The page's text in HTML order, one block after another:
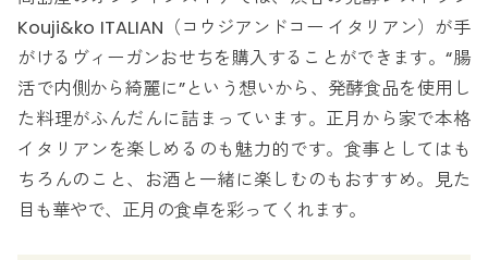
Kouji&ko ITALIAN（コウジアンドコー イタリアン）が手
がけるヴィーガンおせちを購入することができます。“腸
活で内側から綺麗に”という想いから、発酵食品を使用し
た料理がふんだんに詰まっています。正月から家で本格
イタリアンを楽しめるのも魅力的です。食事としてはも
ちろんのこと、お酒と一緒に楽しむのもおすすめ。見た
目も華やで、正月の食卓を彩ってくれます。